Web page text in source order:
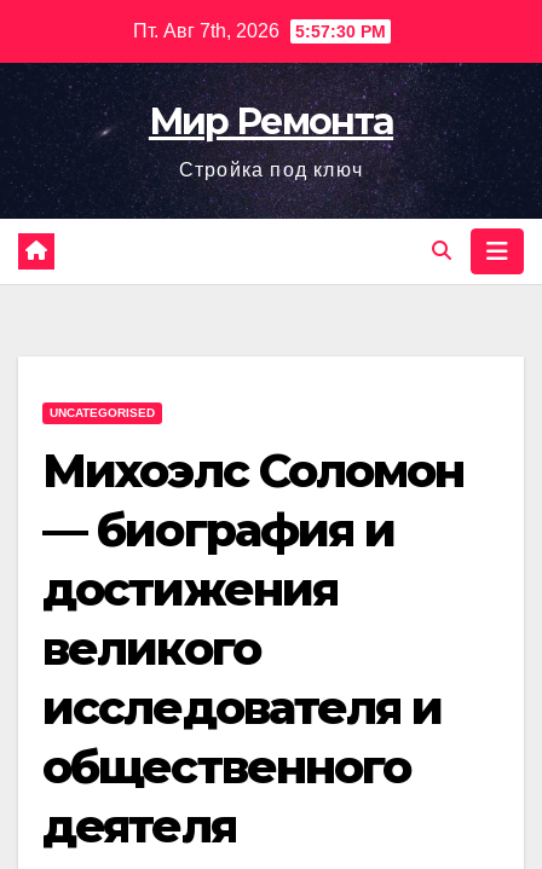
содержимому
Пт. Авг 7th, 2026 5:57:31 PM
Мир Ремонта
Стройка под ключ
UNCATEGORISED
Михоэлс Соломон
— биография и
достижения
великого
исследователя и
общественного
деятеля